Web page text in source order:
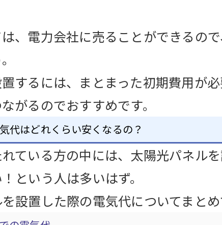
、電力会社に売ることができるの
するには、まとまった初期費用が
がるのでおすすめです。
代はどれくらい安くなるの？
ている方の中には、太陽光パネル
という人は多いはず。
設置した際の電気代についてまとめ